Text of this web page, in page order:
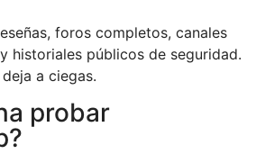
foros completos, canales
historiales públicos de seguridad.
a ciegas.
probar